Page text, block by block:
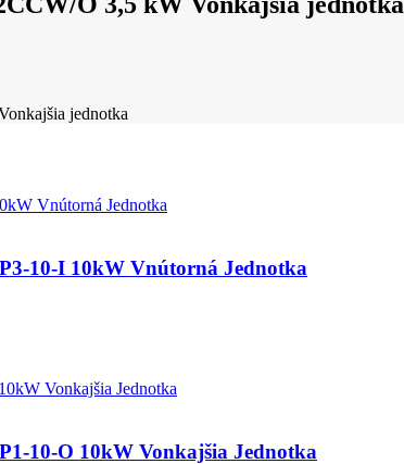
jednotka
10-I 10kW Vnútorná Jednotka
10-O 10kW Vonkajšia Jednotka